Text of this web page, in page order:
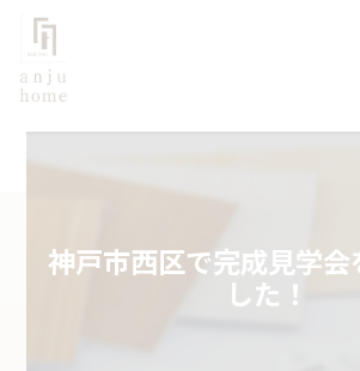
神戸市西区で完成見学会
した！